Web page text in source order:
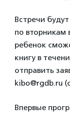
Встречи
по вторникам
ребенок
книгу в
отправить
kibo@rgdb.ru
Впервые